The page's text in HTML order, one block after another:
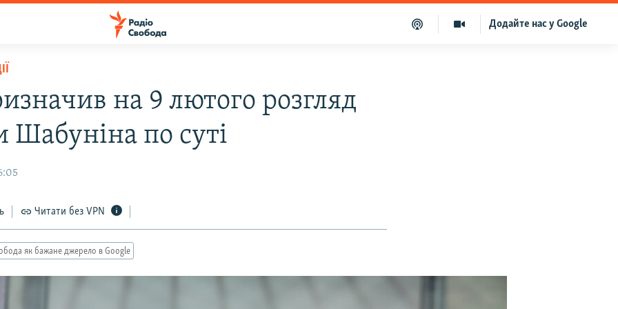
Додайте нас у Google
на 9 лютого розгляд
Шабуніна по суті
Читати без VPN
як бажане джерело в Google